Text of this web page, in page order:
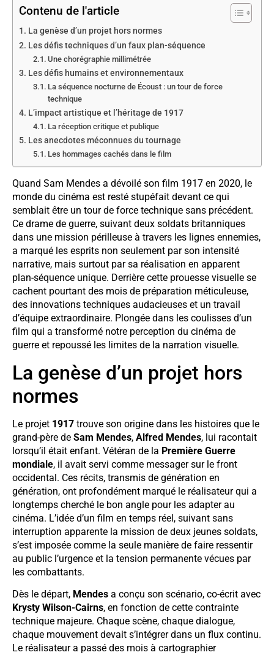
Contenu de l'article
La genèse d’un projet hors normes
Les défis techniques d’un faux plan-séquence
Une chorégraphie millimétrée
Les défis humains et environnementaux
La séquence nocturne de Écoust : un tour de force
technique
L’impact artistique et l’héritage de 1917
La réception critique et publique
Les anecdotes méconnues du tournage
Les hommages cachés dans le film
Quand Sam Mendes a dévoilé son film 1917 en 2020, le
monde du cinéma est resté stupéfait devant ce qui
semblait être un tour de force technique sans précédent.
Ce drame de guerre, suivant deux soldats britanniques
dans une mission périlleuse à travers les lignes ennemies,
a marqué les esprits non seulement par son intensité
narrative, mais surtout par sa réalisation en apparent
plan-séquence unique. Derrière cette prouesse visuelle se
cachent pourtant des mois de préparation méticuleuse,
des innovations techniques audacieuses et un travail
d’équipe extraordinaire. Plongée dans les coulisses d’un
film qui a transformé notre perception du cinéma de
guerre et repoussé les limites de la narration visuelle.
La genèse d’un projet hors
normes
Le projet 1917 trouve son origine dans les histoires que le
grand-père de Sam Mendes, Alfred Mendes, lui racontait
lorsqu’il était enfant. Vétéran de la Première Guerre
mondiale, il avait servi comme messager sur le front
occidental. Ces récits, transmis de génération en
génération, ont profondément marqué le réalisateur qui a
longtemps cherché le bon angle pour les adapter au
cinéma. L’idée d’un film en temps réel, suivant sans
interruption apparente la mission de deux jeunes soldats,
s’est imposée comme la seule manière de faire ressentir
au public l’urgence et la tension permanente vécues par
les combattants.
Dès le départ, Mendes a conçu son scénario, co-écrit avec
Krysty Wilson-Cairns, en fonction de cette contrainte
technique majeure. Chaque scène, chaque dialogue,
chaque mouvement devait s’intégrer dans un flux continu.
Le réalisateur a passé des mois à cartographier